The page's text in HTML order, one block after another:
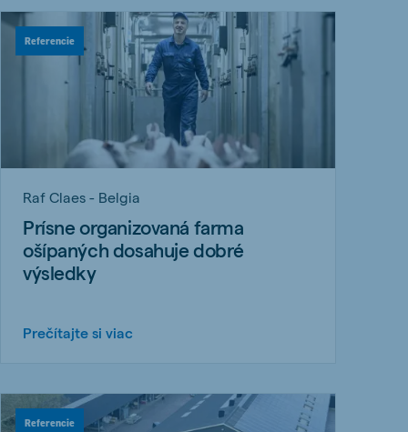
Referencie
Raf Claes - Belgia
Prísne organizovaná farma
ošípaných dosahuje dobré
výsledky
Prečítajte si viac
Referencie